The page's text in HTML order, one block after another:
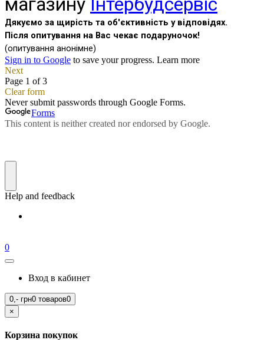
0
Вход в кабинет
0,- грн0 товаров0
×
Корзина покупок